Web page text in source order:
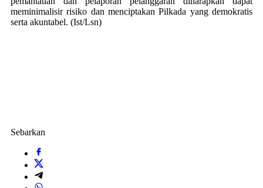
meminimalisir risiko dan menciptakan Pilkada yang demokratis
serta akuntabel. (Ist/Lsn)
Sebarkan